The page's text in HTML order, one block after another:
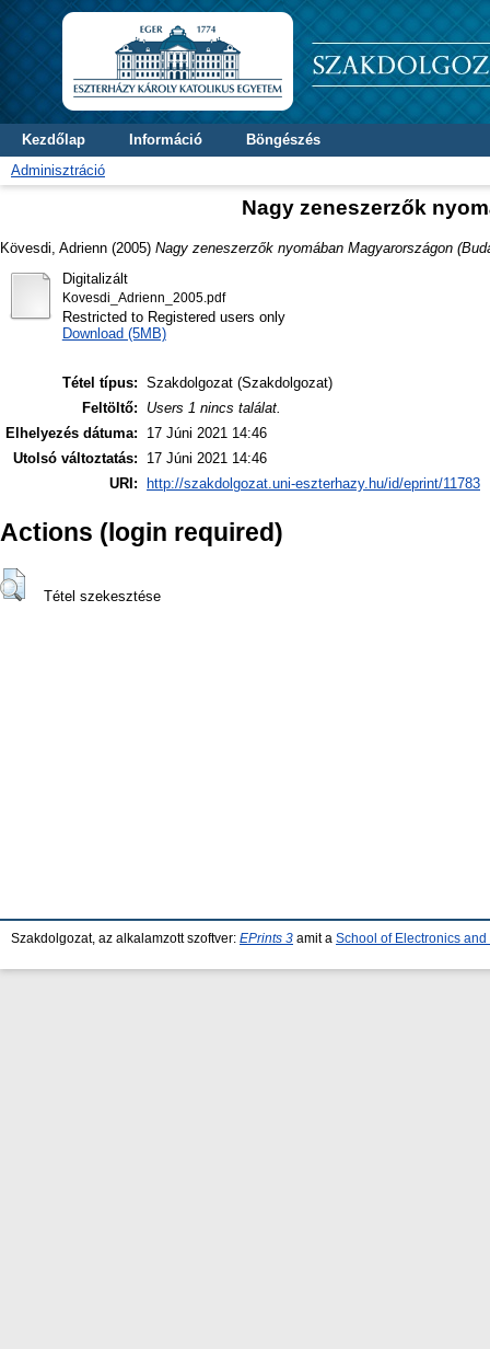
Kezdőlap Információ
Böngészés
Adminisztráció
Nagy zeneszerzők
Kövesdi, Adrienn (2005) Nagy zeneszerzők nyomában Magyarországon
Digitalizált
Kovesdi_Adrienn_2005.pdf
Restricted to Registered users only
Download (5MB)
Tétel típus: Szakdolgozat (Szakdolgozat)
Feltöltő:
Users 1 nincs találat.
Elhelyezés dátuma:
17 Júni 2021 14:46
Utolsó változtatás:
17 Júni 2021 14:46
URI:
http://szakdolgozat.uni-eszterhazy.hu/id/eprint/11783
Actions (login required)
Tétel szekesztése
Szakdolgozat, az alkalamzott szoftver: EPrints 3 amit a School of Electronics